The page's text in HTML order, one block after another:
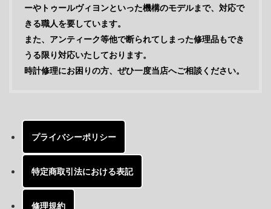
ーやトゥールヴィヨンといった機構のモデルまで、対応で
きる職人を要しています。
また、アンティーク等他で断られてしまった修理品もでき
うる限り対応いたしております。
時計修理にお困りの方、ぜひ一度当店へご相談ください。
プライバシーポリシー
特定商取引法における表記
修理規約